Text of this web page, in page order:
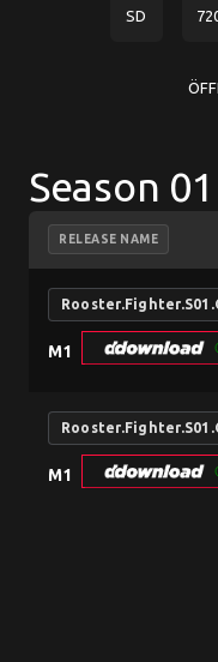
SD
Season 01
RELEASE NAME
M1
M1